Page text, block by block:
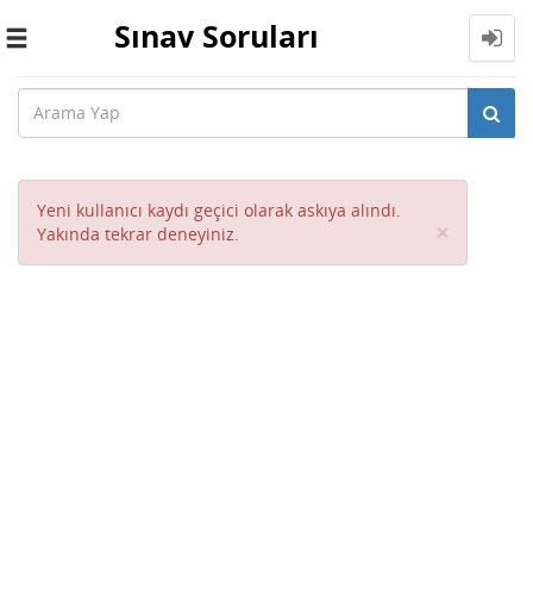
Toggle
Sınav Soruları
Yeni kullanıcı kaydı geçici olarak askıya alındı.
Yakında tekrar deneyiniz.
×